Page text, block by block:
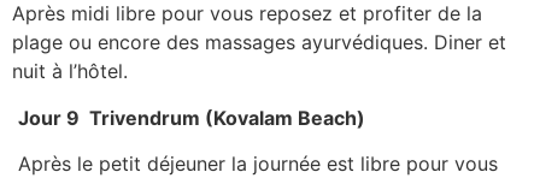
Après midi libre pour vous reposez et profiter de la
plage ou encore des massages ayurvédiques. Diner et
nuit à l’hôtel.
Jour 9 Trivendrum (Kovalam Beach)
Après le petit déjeuner la journée est libre pour vous